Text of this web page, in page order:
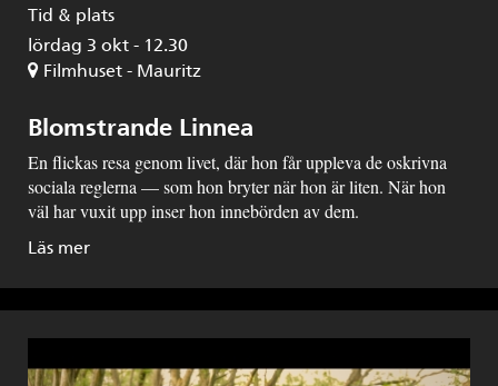
Tid & plats
lördag 3 okt - 12.30
Filmhuset - Mauritz
Blomstrande Linnea
En flickas resa genom livet, där hon får uppleva de oskrivna
sociala reglerna — som hon bryter när hon är liten. När hon
väl har vuxit upp inser hon innebörden av dem.
Läs mer